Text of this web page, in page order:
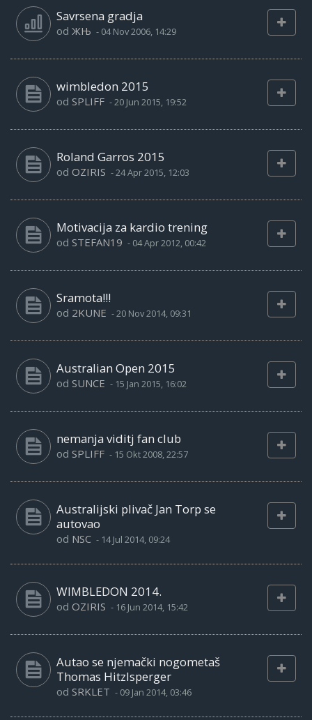
Savrsena gradja
od ЖЊ - 04 Nov 2006, 14:29
wimbledon 2015
od SPLIFF -20 Jun 2015, 19:52
Roland Garros 2015
od OZIRIS -24 Apr 2015, 12:03
Motivacija za kardio trening
od STEFAN19 - 04 Apr 2012, 00:42
Sramota!!!
od 2KUNE -20 Nov 2014, 09:31
Australian Open 2015
od SUNCE - 15 Jan 2015, 16:02
nemanja viditj fan club
od SPLIFF - 15 Okt 2008, 22:57
Australijski plivač Jan Torp se
autovao
od NSC - 14 Jul 2014, 09:24
WIMBLEDON 2014.
od OZIRIS - 16 Jun 2014, 15:42
Autao se njemački nogometaš
Thomas Hitzlsperger
od SRKLET - 09 Jan 2014, 03:46